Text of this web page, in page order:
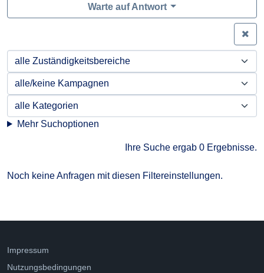
Warte auf Antwort
Mehr Suchoptionen
Ihre Suche ergab 0 Ergebnisse.
Noch keine Anfragen mit diesen Filtereinstellungen.
Impressum
Nutzungsbedingungen